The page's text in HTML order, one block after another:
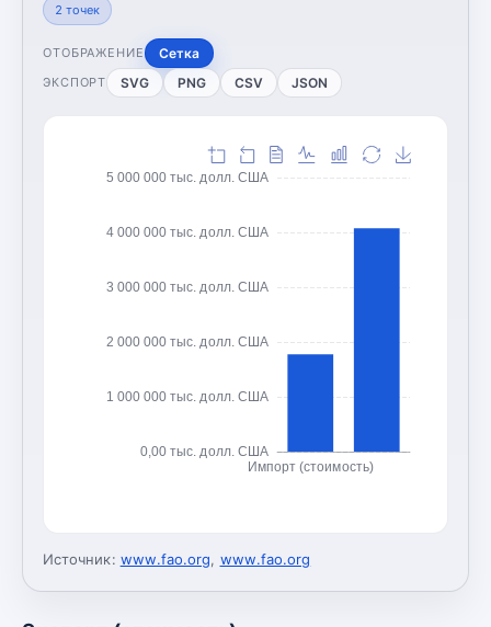
2 точек
ОТОБРАЖЕНИЕ Сетка
ЭКСПОРТ SVG PNG CSV JSON
0,00 тыс. долл. США
1 000 000 тыс. долл. США
2 000 000 тыс. долл. США
3 000 000 тыс. долл. США
4 000 000 тыс. долл. США
5 000 000 тыс. долл. США
Импорт (стоимость)
Источник: www.fao.org, www.fao.org